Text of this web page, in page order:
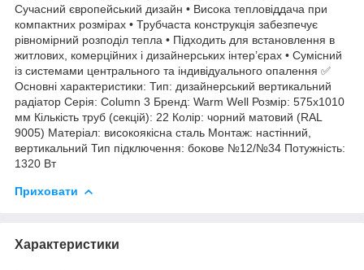
Сучасний європейський дизайн • Висока тепловіддача при
компактних розмірах • Трубчаста конструкція забезпечує
рівномірний розподіл тепла • Підходить для встановлення в
житлових, комерційних і дизайнерських інтер’єрах • Сумісний
із системами центрального та індивідуального опалення ✅
Основні характеристики: Тип: дизайнерський вертикальний
радіатор Серія: Column 3 Бренд: Warm Well Розмір: 575x1010
мм Кількість труб (секцій): 22 Колір: чорний матовий (RAL
9005) Матеріал: високоякісна сталь Монтаж: настінний,
вертикальний Тип підключення: бокове №12/№34 Потужність:
1320 Вт
Приховати
Характеристики